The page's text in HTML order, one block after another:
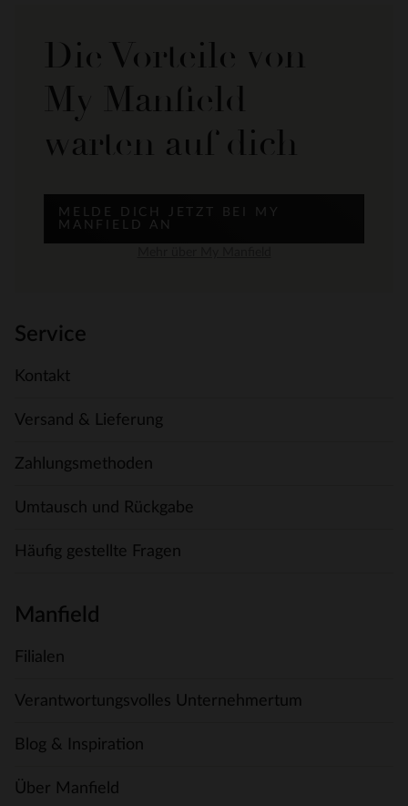
Die Vorteile von
My Manfield
warten auf dich
MELDE DICH JETZT BEI MY
MANFIELD AN
Service
Kontakt
Versand & Lieferung
Zahlungsmethoden
Umtausch und Rückgabe
Häufig gestellte Fragen
Manfield
Filialen
Verantwortungsvolles Unternehmertum
Blog & Inspiration
Über Manfield